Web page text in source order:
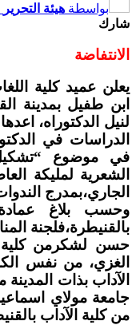
بواسطة هيئة التحرير
شارك
الانتفاضة
يعلن عميد كلية
ابن طفيل بمدينة
لنيل الدكتوراه،
الدراسات في
في موضوع
الجاري،بمدرج
وحسب بلاغ عمادة
بالقنيطرة،فلجنة
حسن لشكرمن كلية
الغزي، من نفس
الآداب بذات
جامعة مولاي
من كلية الآداب